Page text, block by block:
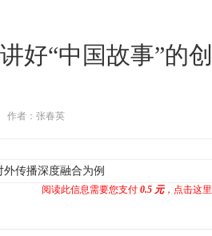
好“中国故事”的
作者：张春英
传播深度融合为例
阅读此信息需要您支付 0.5 元，点击这